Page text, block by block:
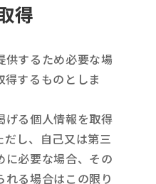
得
供するため必要な場
するものとしま
げる個人情報を取得
だし、自己又は第三
に必要な場合、その
る場合はこの限り